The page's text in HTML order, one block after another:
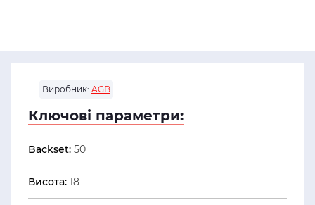
Виробник: AGB
Ключові параметри:
Backset: 50
Висота: 18